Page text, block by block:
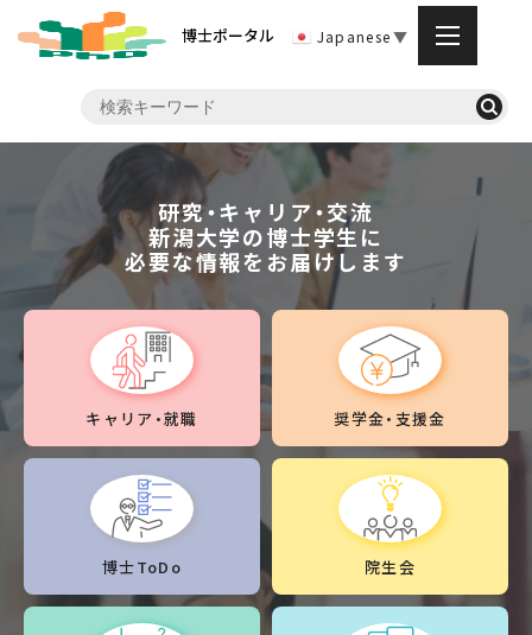
博士ポータル Japanese▼
研究・キャリア・交流
新潟大学の博士学生に
必要な情報をお届けします
キャリア・就職 奨学金・支援金
博士ToDo 院生会